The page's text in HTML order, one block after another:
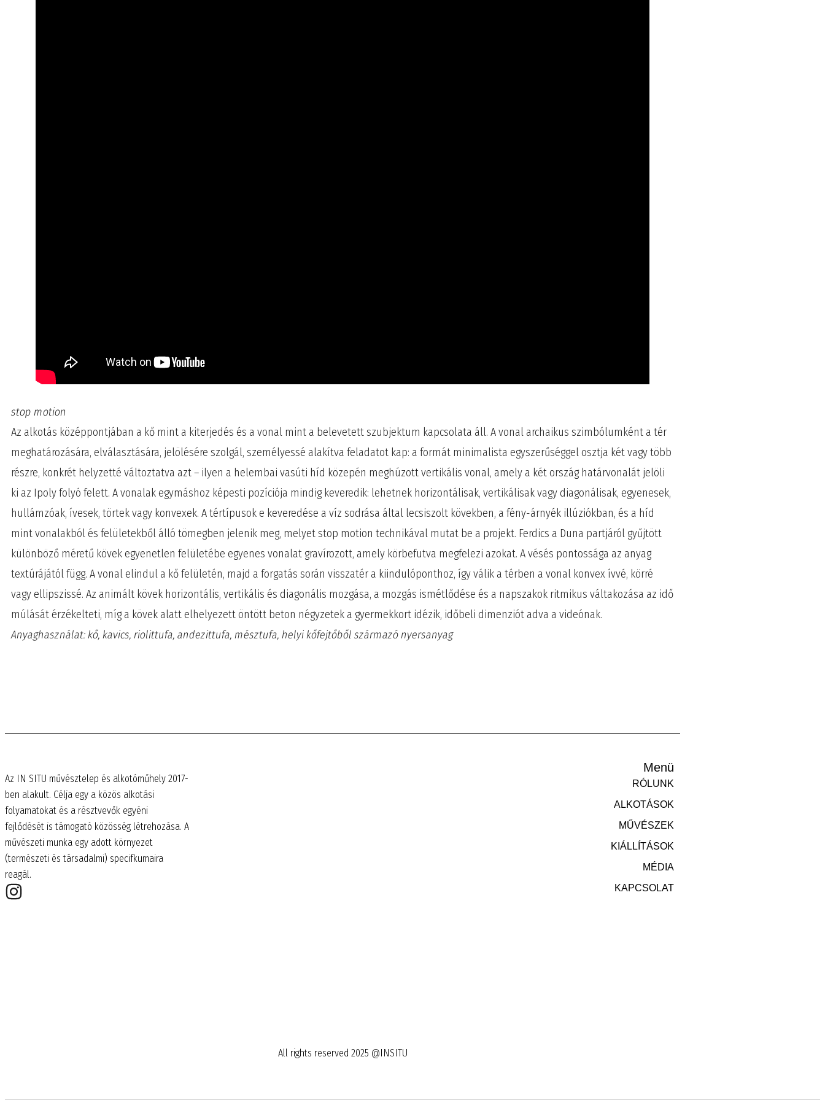
stop motion
Az alkotás középpontjában a kő mint a kiterjedés és a vonal mint a belevetett szubjektum kapcsolata áll. A vonal archaikus szimbólumként a tér
meghatározására, elválasztására, jelölésére szolgál, személyessé alakítva feladatot kap: a formát minimalista egyszerűséggel osztja két vagy több
részre, konkrét helyzetté változtatva azt – ilyen a helembai vasúti híd közepén meghúzott vertikális vonal, amely a két ország határvonalát jelöli
ki az Ipoly folyó felett. A vonalak egymáshoz képesti pozíciója mindig keveredik: lehetnek horizontálisak, vertikálisak vagy diagonálisak, egyenesek,
hullámzóak, ívesek, törtek vagy konvexek. A tértípusok e keveredése a víz sodrása által lecsiszolt kövekben, a fény-árnyék illúziókban, és a híd
mint vonalakból és felületekből álló tömegben jelenik meg, melyet stop motion technikával mutat be a projekt. Ferdics a Duna partjáról gyűjtött
különböző méretű kövek egyenetlen felületébe egyenes vonalat gravírozott, amely körbefutva megfelezi azokat. A vésés pontossága az anyag
textúrájától függ. A vonal elindul a kő felületén, majd a forgatás során visszatér a kiindulóponthoz, így válik a térben a vonal konvex ívvé, körré
vagy ellipszissé. Az animált kövek horizontális, vertikális és diagonális mozgása, a mozgás ismétlődése és a napszakok ritmikus váltakozása az idő
múlását érzékelteti, míg a kövek alatt elhelyezett öntött beton négyzetek a gyermekkort idézik, időbeli dimenziót adva a videónak.
Anyaghasználat: kő, kavics, riolittufa, andezittufa, mésztufa, helyi kőfejtőből származó nyersanyag
Az IN SITU művésztelep és alkotóműhely 2017-
ben alakult. Célja egy a közös alkotási
folyamatokat és a résztvevők egyéni
fejlődését is támogató közösség létrehozása. A
művészeti munka egy adott környezet
(természeti és társadalmi) specifkumaira
reagál.
Menü
RÓLUNK
ALKOTÁSOK
MŰVÉSZEK
KIÁLLÍTÁSOK
MÉDIA
KAPCSOLAT
All rights reserved 2025 @INSITU